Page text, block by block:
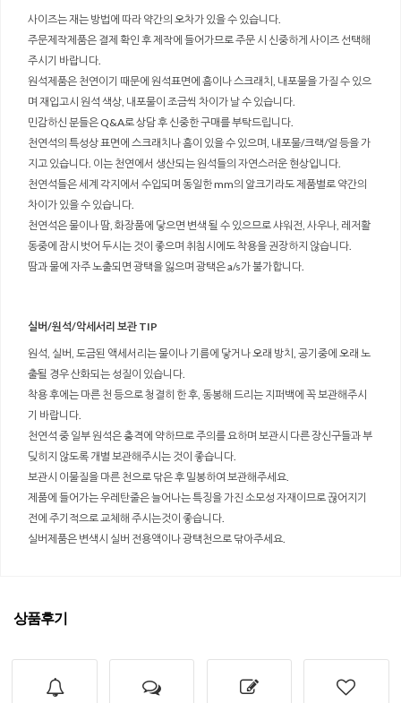
사이즈는 재는 방법에 따라 약간의 오차가 있을 수 있습니다.
주문제작제품은 결제 확인 후 제작에 들어가므로 주문 시 신중하게 사이즈 선택해
주시기 바랍니다.
원석제품은 천연이기 때문에 원석표면에 흠이나 스크래치, 내포물을 가질 수 있으
며 재입고시 원석 색상, 내포물이 조금씩 차이가 날 수 있습니다.
민감하신 분들은 Q&A로 상담 후 신중한 구매를 부탁드립니다.
천연석의 특성상 표면에 스크래치나 흠이 있을 수 있으며, 내포물/크랙/얼 등을 가
지고 있습니다. 이는 천연에서 생산되는 원석들의 자연스러운 현상입니다.
천연석들은 세계 각지에서 수입되며 동일한 mm의 알크기라도 제품별로 약간의
차이가 있을 수 있습니다.
천연석은 물이나 땀, 화장품에 닿으면 변색 될 수 있으므로 샤워전, 사우나, 레저활
동중에 잠시 벗어 두시는 것이 좋으며 취침시에도 착용을 권장하지 않습니다.
땀과 물에 자주 노출되면 광택을 잃으며 광택은 a/s가 불가합니다.
실버/원석/악세서리 보관 TIP
원석, 실버, 도금된 액세서리는 물이나 기름에 닿거나 오래 방치, 공기중에 오래 노
출될 경우 산화되는 성질이 있습니다.
착용 후에는 마른 천 등으로 청결히 한 후, 동봉해 드리는 지퍼백에 꼭 보관해주시
기 바랍니다.
천연석 중 일부 원석은 충격에 약하므로 주의를 요하며 보관시 다른 장신구들과 부
딪히지 않도록 개별 보관해주시는 것이 좋습니다.
보관시 이물질을 마른 천으로 닦은 후 밀봉하여 보관해주세요.
제품에 들어가는 우레탄줄은 늘어나는 특징을 가진 소모성 자재이므로 끊어지기
전에 주기적으로 교체해 주시는것이 좋습니다.
실버제품은 변색시 실버 전용액이나 광택천으로 닦아주세요.
상품후기